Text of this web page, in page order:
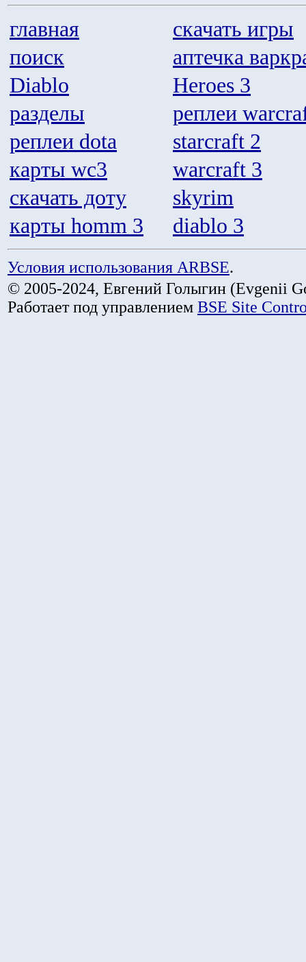
главная
скачать игры
поиск
аптечка
Diablo
Heroes 3
разделы
реплеи
реплеи dota
starcraft 2
карты wc3
warcraft 3
скачать доту
skyrim
карты homm 3
diablo 3
Условия использования ARBSE.
© 2005-2024, Евгений Голыгин (Evgenii
Работает под управлением BSE Site